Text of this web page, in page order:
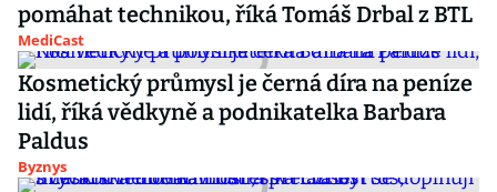
pomáhat technikou, říká Tomáš Drbal z BTL
MediCast
Kosmetický průmysl je černá díra na peníze
lidí, říká vědkyně a podnikatelka Barbara
Paldus
Byznys